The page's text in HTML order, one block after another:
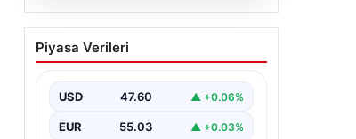
05.08.2026
Otobüste Rahatsızlanan
Yolcuyu Şoför Hızla
Trabzon’un yoğun ulaşım
otobüslerinde yaşanan ilginç ve
Piyasa Verileri
USD 47.60 ▲ +0.06%
EUR 55.03 ▲ +0.03%